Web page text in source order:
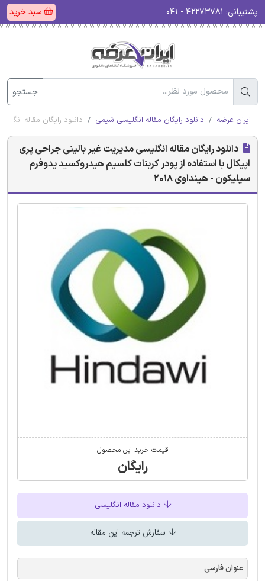
پشتیبانی: سبد خرید
جستجو
ایران عرضه دانلود رایگان مقاله انگلیسی شیمی دانلود رایگان مقاله
دانلود رایگان مقاله انگلیسی مدیریت غیر بالینی جراحی پری
اپیکال با استفاده از پودر کربنات کلسیم هیدروکسید یدوفرم
سیلیکون - هینداوی 2018
قیمت خرید این محصول
رایگان
دانلود مقاله انگلیسی
سفارش ترجمه این مقاله
عنوان فارسی